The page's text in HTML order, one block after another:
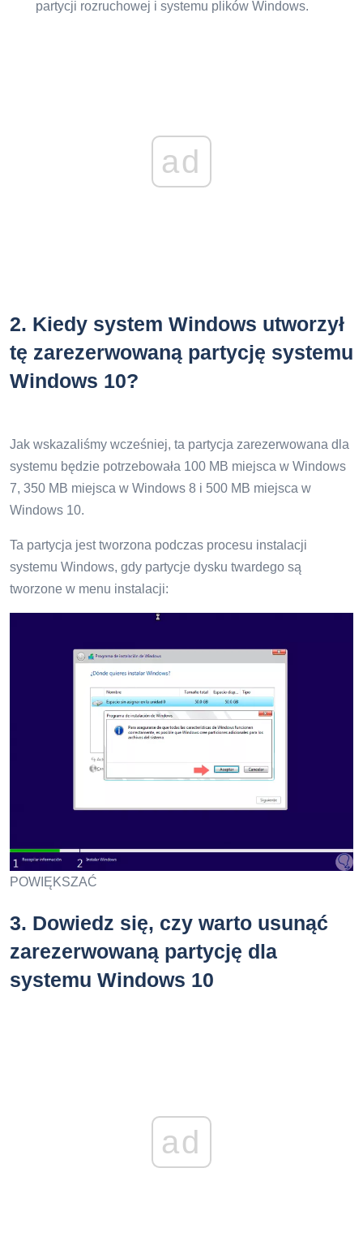
partycji rozruchowej i systemu plików Windows.
ad
2. Kiedy system Windows utworzył
tę zarezerwowaną partycję systemu
Windows 10?
Jak wskazaliśmy wcześniej, ta partycja zarezerwowana dla
systemu będzie potrzebowała 100 MB miejsca w Windows
7, 350 MB miejsca w Windows 8 i 500 MB miejsca w
Windows 10.
Ta partycja jest tworzona podczas procesu instalacji
systemu Windows, gdy partycje dysku twardego są
tworzone w menu instalacji:
POWIĘKSZAĆ
3. Dowiedz się, czy warto usunąć
zarezerwowaną partycję dla
systemu Windows 10
ad